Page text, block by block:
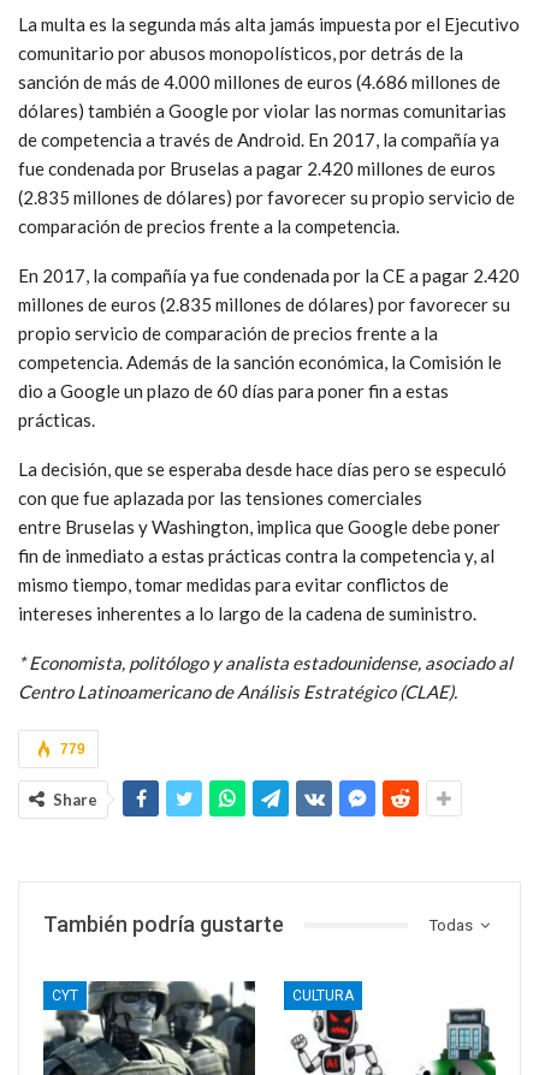
La multa es la segunda más alta jamás impuesta por el Ejecutivo
comunitario por abusos monopolísticos, por detrás de la
sanción de más de 4.000 millones de euros (4.686 millones de
dólares) también a Google por violar las normas comunitarias
de competencia a través de Android. En 2017, la compañía ya
fue condenada por Bruselas a pagar 2.420 millones de euros
(2.835 millones de dólares) por favorecer su propio servicio de
comparación de precios frente a la competencia.
En 2017, la compañía ya fue condenada por la CE a pagar 2.420
millones de euros (2.835 millones de dólares) por favorecer su
propio servicio de comparación de precios frente a la
competencia.Además de la sanción económica, la Comisión le
dio a Google un plazo de 60 días para poner fin a estas
prácticas.
La decisión, que se esperaba desde hace días pero se especuló
con que fue aplazada por las tensiones comerciales
entre Bruselas y Washington, implica que Google debe poner
fin de inmediato a estas prácticas contra la competencia y, al
mismo tiempo, tomar medidas para evitar conflictos de
intereses inherentes a lo largo de la cadena de suministro.
*Economista, politólogo y analista estadounidense, asociado al
Centro Latinoamericano de Análisis Estratégico (CLAE).
779
Share
Todas
También podría gustarte
CYT CULTURA